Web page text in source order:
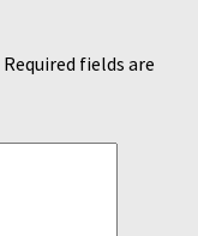
Required fields are